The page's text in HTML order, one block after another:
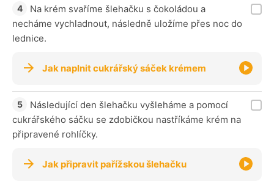
Na krém svaříme šlehačku s čokoládou a
necháme vychladnout, následně uložíme přes noc do
lednice.
Jak naplnit cukrářský sáček krémem
Následující den šlehačku vyšleháme a pomocí
cukrářského sáčku se zdobičkou nastříkáme krém na
připravené rohlíčky.
Jak připravit pařížskou šlehačku